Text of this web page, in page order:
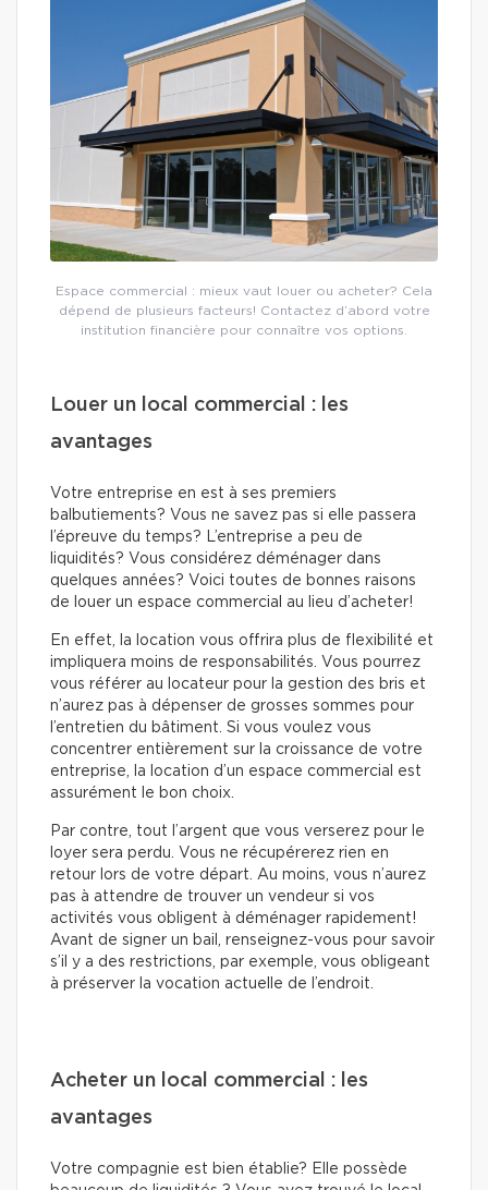
Espace commercial : mieux vaut louer ou acheter? Cela
dépend de plusieurs facteurs! Contactez d’abord votre
institution financière pour connaître vos options.
Louer un local commercial : les
avantages
Votre entreprise en est à ses premiers
balbutiements? Vous ne savez pas si elle passera
l’épreuve du temps? L’entreprise a peu de
liquidités? Vous considérez déménager dans
quelques années? Voici toutes de bonnes raisons
de louer un espace commercial au lieu d’acheter!
En effet, la location vous offrira plus de flexibilité et
impliquera moins de responsabilités. Vous pourrez
vous référer au locateur pour la gestion des bris et
n’aurez pas à dépenser de grosses sommes pour
l’entretien du bâtiment. Si vous voulez vous
concentrer entièrement sur la croissance de votre
entreprise, la location d’un espace commercial est
assurément le bon choix.
Par contre, tout l’argent que vous verserez pour le
loyer sera perdu. Vous ne récupérerez rien en
retour lors de votre départ. Au moins, vous n’aurez
pas à attendre de trouver un vendeur si vos
activités vous obligent à déménager rapidement!
Avant de signer un bail, renseignez-vous pour savoir
s’il y a des restrictions, par exemple, vous obligeant
à préserver la vocation actuelle de l’endroit.
Acheter un local commercial : les
avantages
Votre compagnie est bien établie? Elle possède